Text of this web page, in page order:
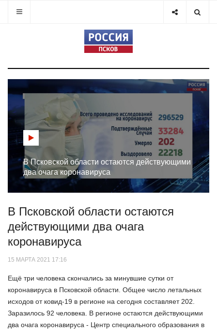
В Псковской области остаются действующими
два очага коронавируса
В Псковской области остаются
действующими два очага
коронавируса
15 МАРТА 2021 17:16
Ещё три человека скончались за минувшие сутки от
коронавируса в Псковской области. Общее число летальных
исходов от ковид-19 в регионе на сегодня составляет 202.
Заразилось 92 человека. В регионе остаются действующими
два очага коронавируса - Центр специального образования в